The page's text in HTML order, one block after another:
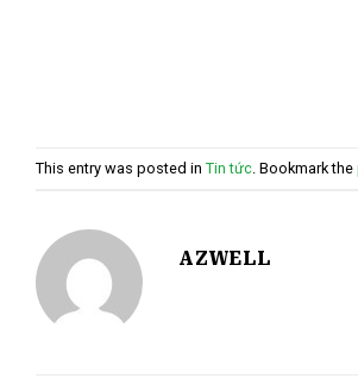
This entry was posted in Tin tức . Bookmark the
AZWELL